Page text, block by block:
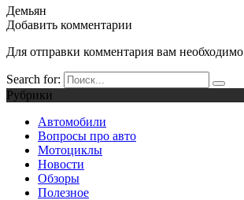
Демьян
Добавить комментарии
Для отправки комментария вам необходимо
Search for:
Рубрики
Автомобили
Вопросы про авто
Мотоциклы
Новости
Обзоры
Полезное